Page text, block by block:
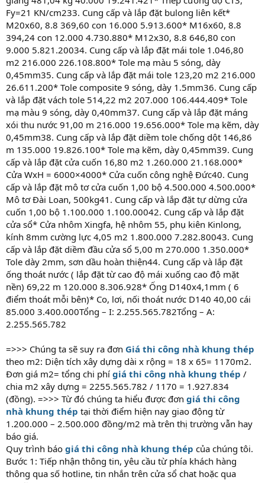
Fy=21 KN/cm233. Cung cấp và lắp đặt bulong liên kết*
M20x60, 8.8 369,60 con 16.000 5.913.600* M16x60, 8.8
394,24 con 12.000 4.730.880* M12x30, 8.8 646,80 con
9.000 5.821.20034. Cung cấp và lắp đặt mái tole 1.046,80
m2 216.000 226.108.800* Tole mạ màu 5 sóng, dày
0,45mm35. Cung cấp và lắp đặt mái tole 123,20 m2 216.000
26.611.200* Tole composite 9 sóng, dày 1.5mm36. Cung cấp
và lắp đặt vách tole 514,22 m2 207.000 106.444.409* Tole
mạ màu 9 sóng, dày 0,40mm37. Cung cấp và lắp đặt máng
xói thu nước 91,00 m 216.000 19.656.000* Tole mạ kẽm, dày
0,45mm38. Cung cấp và lắp đặt diềm tole chống dột 146,86
m 135.000 19.826.100* Tole mạ kẽm, dày 0,45mm39. Cung
cấp và lắp đặt cửa cuốn 16,80 m2 1.260.000 21.168.000*
Cửa WxH = 6000×4000* Cửa cuốn công nghệ Đức40. Cung
cấp và lắp đặt mô tơ cửa cuốn 1,00 bộ 4.500.000 4.500.000*
Mô tơ Đài Loan, 500kg41. Cung cấp và lắp đặt tự dừng cửa
cuốn 1,00 bộ 1.100.000 1.100.00042. Cung cấp và lắp đặt
cửa sổ* Cửa nhôm Xingfa, hệ nhôm 55, phụ kiên Kinlong,
kính 8mm cường lực 4,05 m2 1.800.000 7.282.80043. Cung
cấp và lắp đặt diềm đầu cửa sổ 5,00 m 270.000 1.350.000*
Tole dày 2mm, sơn dầu hoàn thiện44. Cung cấp và lắp đặt
ống thoát nước ( lắp đặt từ cao độ mái xuống cao độ mặt
nền) 69,22 m 120.000 8.306.928* Ống D140x4,1mm ( 6
điểm thoát mỗi bên)* Co, lơi, nối thoát nước D140 40,00 cái
85.000 3.400.000Tổng – I: 2.255.565.782Tổng – A:
2.255.565.782
=>>> Chúng ta sẽ suy ra đơn Giá thi công nhà khung thép
theo m2: Diện tích xây dựng dài x rộng = 18 x 65= 1170m2.
Đơn giá m2= tổng chi phí giá thi công nhà khung thép /
chia m2 xây dựng = 2255.565.782 / 1170 = 1.927.834
(đồng). =>>> Từ đó chúng ta hiểu được đơn giá thi công
nhà khung thép tại thời điểm hiện nay giao động từ
1.200.000 – 2.500.000 đồng/m2 mà trên thị trường vẫn hay
báo giá.
Quy trình báo giá thi công nhà khung thép của chúng tôi.
Bước 1: Tiếp nhận thông tin, yêu cầu từ phía khách hàng
thông qua số hotline, tin nhắn trên cửa sổ chat hoặc qua